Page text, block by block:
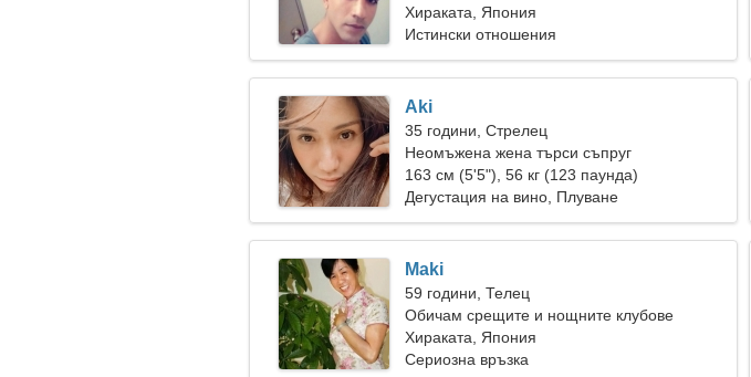
Хираката, Япония
Истински отношения
Aki
35 години, Стрелец
Неомъжена жена търси съпруг
163 см (5'5"), 56 кг (123 паунда)
Дегустация на вино, Плуване
Maki
59 години, Телец
Обичам срещите и нощните клубове
Хираката, Япония
Сериозна връзка